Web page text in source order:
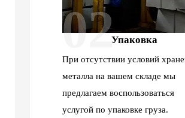
02Упаковка
При отсутствии условий
металла на вашем складе мы
предлагаем воспользоваться
услугой по упаковке груза.